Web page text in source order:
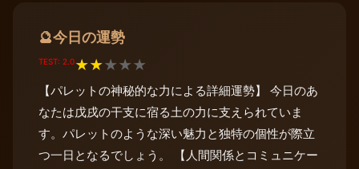
🔮今日の運勢
TEST: 2.0★★★★★
【パレットの神秘的な力による詳細運勢】 今日のあ
なたは戊戌の干支に宿る土の力に支えられていま
す。パレットのような深い魅力と独特の個性が際立
つ一日となるでしょう。 【人間関係とコミュニケー